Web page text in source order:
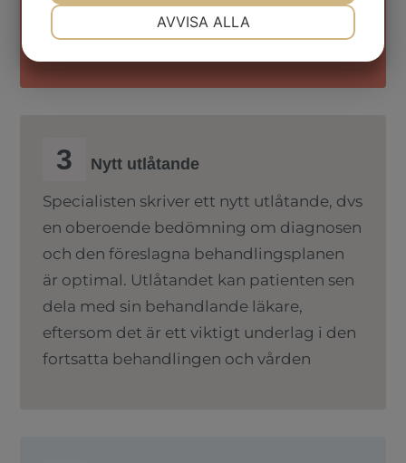
underlätta den internationella
samverkan.
3 Nytt utlåtande
Specialisten skriver ett nytt utlåtande, dvs
en oberoende bedömning om diagnosen
och den föreslagna behandlingsplanen
är optimal. Utlåtandet kan patienten sen
dela med sin behandlande läkare,
eftersom det är ett viktigt underlag i den
fortsatta behandlingen och vården
AVVISA ALLA